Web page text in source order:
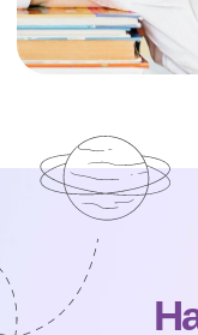
Педагоги создают
развивающую среду.
раскрыть
Не вешаем
выделяем